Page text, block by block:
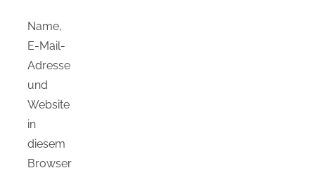
Name,
E-Mail-
Adresse
und
Website
in
diesem
Browser